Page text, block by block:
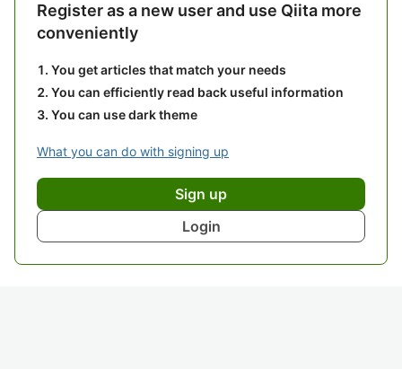
Register as a new user and use Qiita more
conveniently
You get articles that match your needs
You can efficiently read back useful information
You can use dark theme
What you can do with signing up
Sign up
Login